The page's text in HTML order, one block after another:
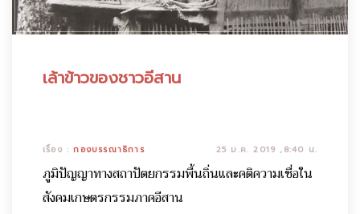
เล้าข้าวของชาวอีสาน
เรื่อง :กองบรรณาธิการ 25 ม.ค. 2019 ,8:40 น.
ภูมิปัญญาทางสถาปัตยกรรมพื้นถิ่นและคติความเชื่อใน
สังคมเกษตรกรรมภาคอีสาน